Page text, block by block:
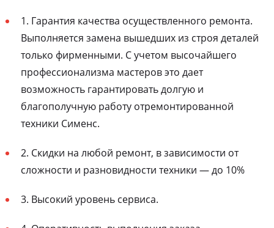
1. Гарантия качества осуществленного ремонта.
Выполняется замена вышедших из строя деталей
только фирменными. С учетом высочайшего
профессионализма мастеров это дает
возможность гарантировать долгую и
благополучную работу отремонтированной
техники Сименс.
2. Скидки на любой ремонт, в зависимости от
сложности и разновидности техники — до 10%
3. Высокий уровень сервиса.